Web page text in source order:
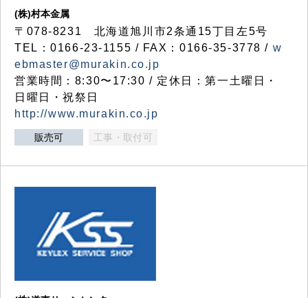
(株)村本金属
〒078-8231 北海道旭川市2条通15丁目左5号
TEL：0166-23-1155 / FAX：0166-35-3778 / w
ebmaster@murakin.co.jp
営業時間：8:30〜17:30 / 定休日：第一土曜日・
日曜日・祝祭日
http://www.murakin.co.jp
販売可 工事・取付可